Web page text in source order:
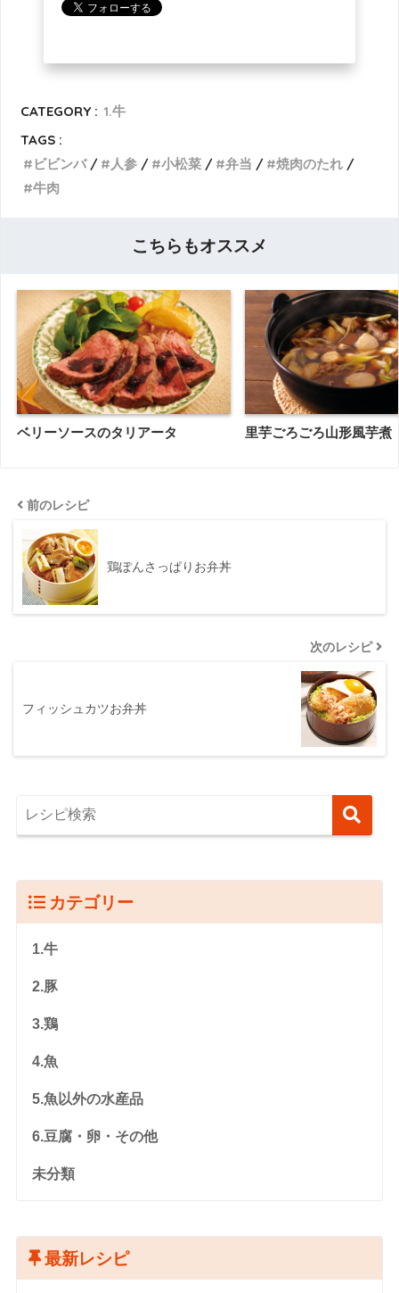
CATEGORY : 1.牛
TAGS :
ビビンバ
人参 小松菜 弁当
焼肉のたれ
牛肉
こちらもオススメ
ベリーソースのタリアータ 里芋ごろごろ山形風芋煮
前のレシピ
鶏ぽんさっぱりお弁丼
次のレシピ
フィッシュカツお弁丼
カテゴリー
1.牛
2.豚
3.鶏
4.魚
5.魚以外の水産品
6.豆腐・卵・その他
未分類
最新レシピ